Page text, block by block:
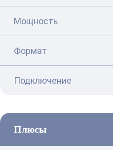
Мощность
Формат
Подключение
Плюсы